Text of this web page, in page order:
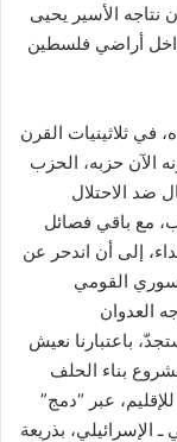
نتاجه الأسير يحيى
أراضي فلسطين
ثلاثينيات القرن
لأجله في العام 1949، يصونه الآن حزبه، الحزب
ضد الاحتلال
مع باقي فصائل
إلى أن اندحر عن
الحزب السوري القومي
العدوان
باعتبارنا نعيش
بناء الحلف
عبر “دمج”
الإسرائيلي، بذريعة